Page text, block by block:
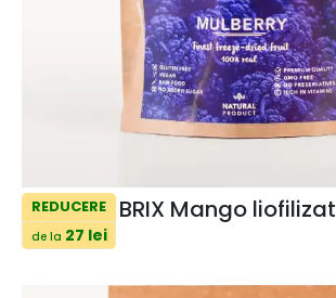
REDUCERE
de la 27 lei
BRIX Mango liofilizat